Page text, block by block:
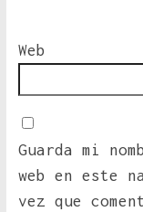
Web
Guarda mi
web en este
vez que